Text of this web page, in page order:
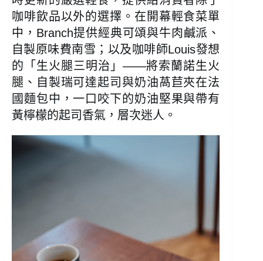
咖啡飲品以外的選擇。在開幕輕食菜單
中，Branch提供經典可頌與牛肉鹹派、
自製原味費南雪；以及咖啡師Louis發想
的「生火腿三明治」——將索蘭諾生火
腿、自製瑞可達起司與奶油萵苣夾在法
國麵包中，一口咬下的奶油堅果與帶有
黃檸檬的起司香氣，層次迷人。